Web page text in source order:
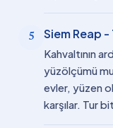
5 Siem Reap
Kahvaltının
yüzölçümü
evler, yüzen
karşılar. Tur